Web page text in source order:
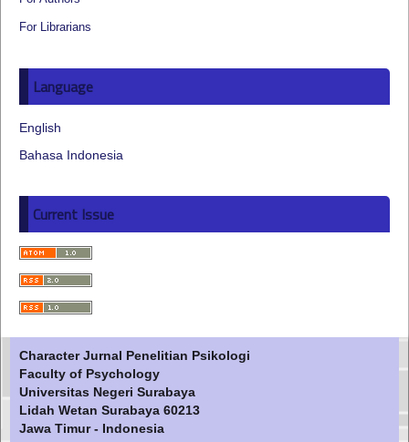
For Librarians
Language
English
Bahasa Indonesia
Current Issue
Character Jurnal Penelitian Psikologi
Faculty of Psychology
Universitas Negeri Surabaya
Lidah Wetan Surabaya 60213
Jawa Timur - Indonesia